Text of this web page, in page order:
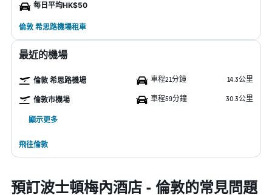
每日平均HK$50
倫敦 希思路機場租車
最近的機場
倫敦 希思路機場 車程21分鐘 14.3公里
倫敦市機場 車程59分鐘 30.3公里
顯示更多
飛往倫敦
預訂波士頓梅內酒店 - 倫敦的常見問題